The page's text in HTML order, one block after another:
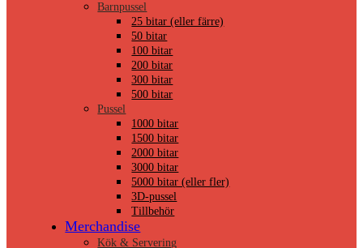
Barnpussel
25 bitar (eller färre)
50 bitar
100 bitar
200 bitar
300 bitar
500 bitar
Pussel
1000 bitar
1500 bitar
2000 bitar
3000 bitar
5000 bitar (eller fler)
3D-pussel
Tillbehör
Merchandise
Kök & Servering